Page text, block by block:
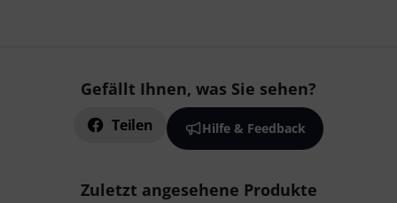
Gefällt Ihnen, was Sie sehen?
Teilen Hilfe & Feedback
Zuletzt angesehene Produkte